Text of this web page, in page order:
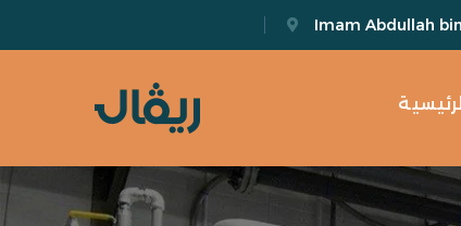
Imam Abdullah
الرئيسية